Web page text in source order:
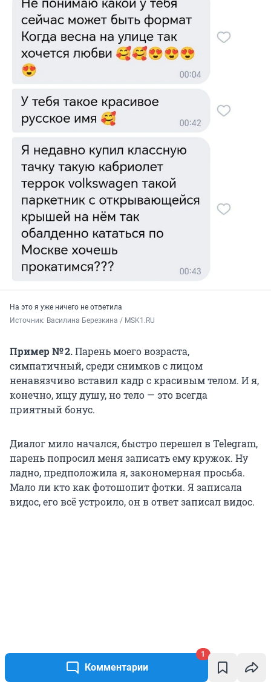
Комментарии
1
На это я уже ничего не ответила
Источник: Василина Березкина / MSK1.RU
Пример № 2.Парень моего возраста,
симпатичный, среди снимков с лицом
ненавязчиво вставил кадр с красивым телом. И я,
конечно, ищу душу, но тело — это всегда
приятный бонус.
Диалог мило начался, быстро перешел в Telegram,
парень попросил меня записать ему кружок. Ну
ладно, предположила я, закономерная просьба.
Мало ли кто как фотошопит фотки. Я записала
видос, его всё устроило, он в ответ записал видос.